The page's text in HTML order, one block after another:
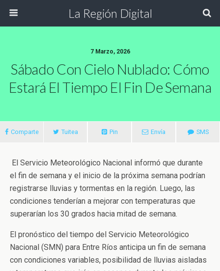
La Región Digital
7 Marzo, 2026
Sábado Con Cielo Nublado: Cómo
Estará El Tiempo El Fin De Semana
Comparte Tuitea Pin Envía SMS
El Servicio Meteorológico Nacional informó que durante
el fin de semana y el inicio de la próxima semana podrían
registrarse lluvias y tormentas en la región. Luego, las
condiciones tenderían a mejorar con temperaturas que
superarían los 30 grados hacia mitad de semana.
El pronóstico del tiempo del Servicio Meteorológico
Nacional (SMN) para Entre Ríos anticipa un fin de semana
con condiciones variables, posibilidad de lluvias aisladas